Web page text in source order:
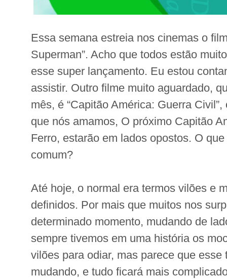
Essa semana estreia nos cinemas o
Superman”. Acho que todos estão
esse super lançamento. Eu estou
assistir. Outro filme muito aguardado,
mês, é “Capitão América: Guerra
que nós amamos, O próximo Capitão
Ferro, estarão em lados opostos. O
comum?
Até hoje, o normal era termos vilões e
definidos. Por mais que muitos nos
determinado momento, mudando de
sempre tivemos em uma história os
vilões para odiar, mas parece que esse
mudando, e tudo ficará mais